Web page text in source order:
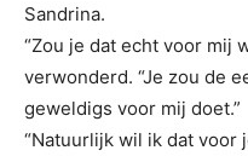
Sandrina.
“Zou je dat echt voor mij
verwonderd. “Je zou de
geweldigs voor mij doet.”
“Natuurlijk wil ik dat voor